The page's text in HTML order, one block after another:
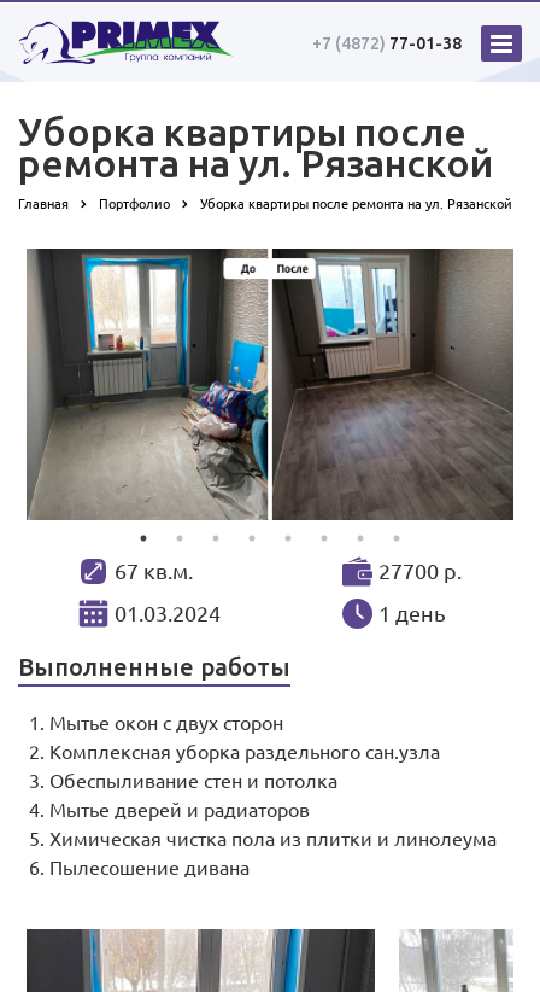
+7 (4872) 77-01-38
Уборка квартиры после
ремонта на ул. Рязанской
Главная Портфолио Уборка квартиры после ремонта на ул. Рязанской
67 кв.м.
27700 р.
01.03.2024
1 день
Выполненные работы
Мытье окон с двух сторон
Комплексная уборка раздельного сан.узла
Обеспыливание стен и потолка
Мытье дверей и радиаторов
Химическая чистка пола из плитки и линолеума
Пылесошение дивана